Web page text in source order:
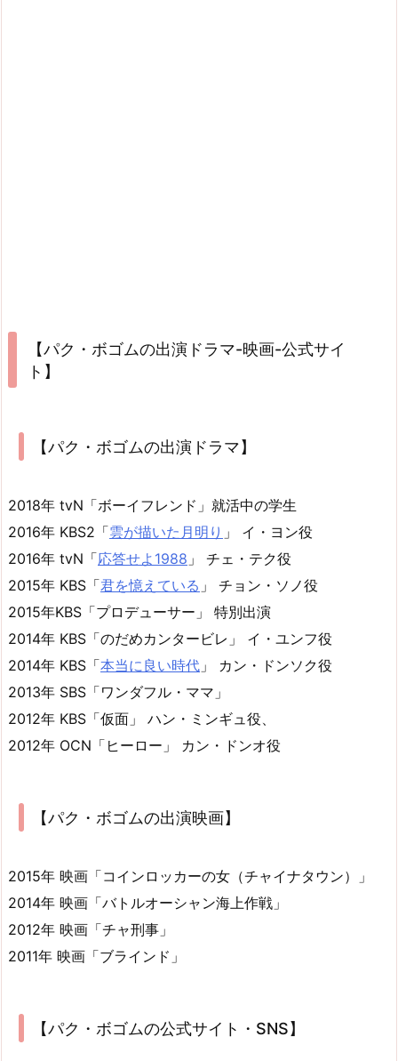
【パク・ボゴムの出演ドラマ-映画-公式サイ
ト】
【パク・ボゴムの出演ドラマ】
2018年 tvN「ボーイフレンド」就活中の学生
2016年 KBS2「雲が描いた月明り 」 イ・ヨン役
2016年 tvN「応答せよ1988 」 チェ・テク役
2015年 KBS「君を憶えている 」 チョン・ソノ役
2015年KBS「プロデューサー」 特別出演
2014年 KBS「のだめカンタービレ」 イ・ユンフ役
2014年 KBS「本当に良い時代 」 カン・ドンソク役
2013年 SBS「ワンダフル・ママ」
2012年 KBS「仮面」 ハン・ミンギュ役、
2012年 OCN「ヒーロー」 カン・ドンオ役
【パク・ボゴムの出演映画】
2015年 映画「コインロッカーの女（チャイナタウン）」
2014年 映画「バトルオーシャン海上作戦」
2012年 映画「チャ刑事」
2011年 映画「ブラインド」
【パク・ボゴムの公式サイト・SNS】